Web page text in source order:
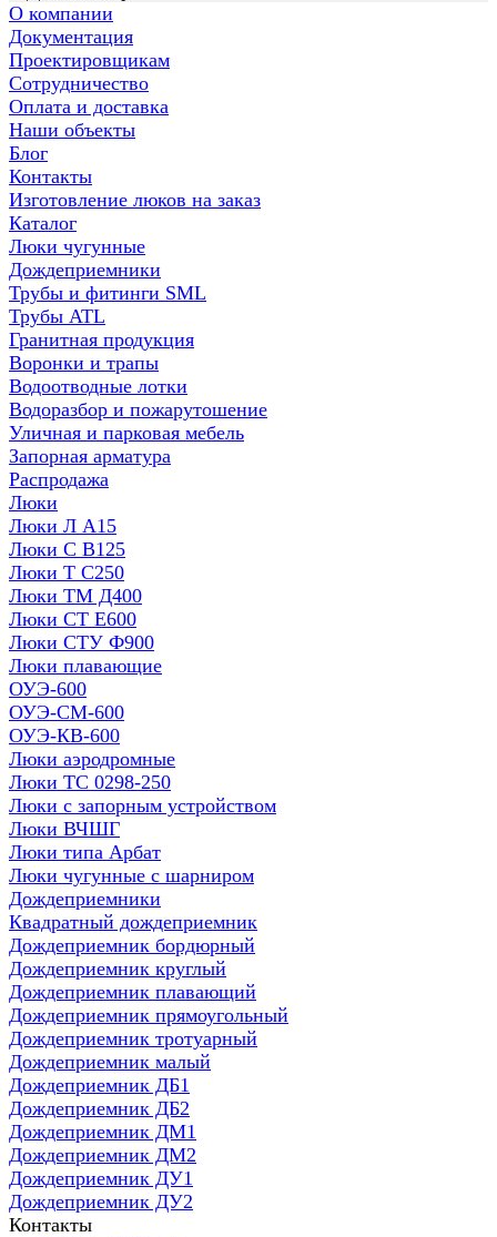
О компании
Документация
Проектировщикам
Сотрудничество
Оплата и доставка
Наши объекты
Блог
Контакты
Изготовление люков на заказ
Каталог
Люки чугунные
Дождеприемники
Трубы и фитинги SML
Трубы ATL
Гранитная продукция
Воронки и трапы
Водоотводные лотки
Водоразбор и пожарутошение
Уличная и парковая мебель
Запорная арматура
Распродажа
Люки
Люки Л А15
Люки С В125
Люки Т С250
Люки ТМ Д400
Люки СТ Е600
Люки СТУ Ф900
Люки плавающие
ОУЭ-600
ОУЭ-СМ-600
ОУЭ-КВ-600
Люки аэродромные
Люки ТС 0298-250
Люки с запорным устройством
Люки ВЧШГ
Люки типа Арбат
Люки чугунные с шарниром
Дождеприемники
Квадратный дождеприемник
Дождеприемник бордюрный
Дождеприемник круглый
Дождеприемник плавающий
Дождеприемник прямоугольный
Дождеприемник тротуарный
Дождеприемник малый
Дождеприемник ДБ1
Дождеприемник ДБ2
Дождеприемник ДМ1
Дождеприемник ДМ2
Дождеприемник ДУ1
Дождеприемник ДУ2
Контакты